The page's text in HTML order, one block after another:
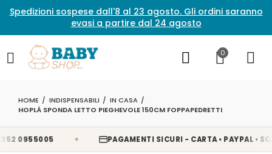
Spedizioni sospese dall'8 al 23 agosto. Gli ordini saranno
evasi a partire dal 24 agosto
0
HOME INDISPENSABILI
IN CASA
HOPLÀ SPONDA LETTO PIEGHEVOLE 150CM FOPPAPEDRETTI
0955005 PAGAMENTI SICURI - CARTA • PAYPAL •